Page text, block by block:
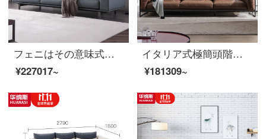
フェニはその意味式が軽くて豪奢で、真皮のソファーの客間の皮の芸術の羽毛の4人の近代的なナpa皮質の家具の頭の階の牛皮の軟らかい包み【ソファー】の意味式はきわめて簡単です。
¥227017~
イタリア式極簡頭階牛のソファの4つの大きな家のタイプの軽い豪華なイタリアの家庭用別荘の羽毛ソファの柔らかいイタリア式極简【ソファー】
¥181309~